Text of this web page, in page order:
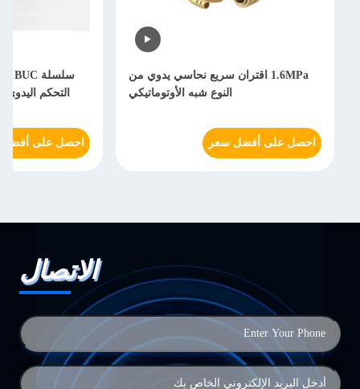
1.6MPa اقتران سريع نحاسي يدوي من
النوع شبه الأوتوماتيكي
احصل على أفضل سعر
التحكم
احصل على
الاتصال